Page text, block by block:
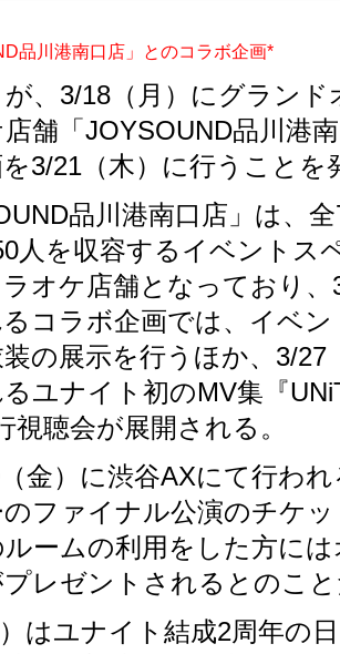
品川港南口店」とのコラボ企画*
、3/18（月）にグランド
舗「JOYSOUND品川港
3/21（木）に行うことを
品川港南口店」は、
人を収容するイベントス
オケ店舗となっており、
コラボ企画では、イベ
の展示を行うほか、3/27
ユナイト初のMV集『
視聴会が展開される。
金）に渋谷AXにて行わ
ファイナル公演のチケ
ームの利用をした方に
プレゼントされるとのこ
はユナイト結成2周年の